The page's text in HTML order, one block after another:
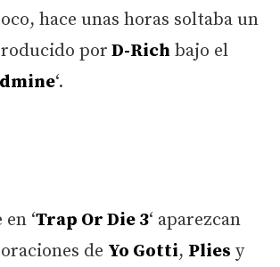
hace unas horas soltaba un
porD-Rich bajo el
‘.
‘Trap Or Die 3‘ aparezcan
de Yo Gotti, Plies y